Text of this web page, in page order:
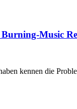
Music
kennen die